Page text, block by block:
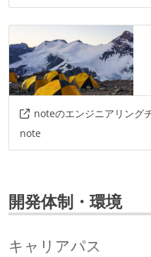
noteのエンジニアリング
note
開発体制・環境
キャリアパス